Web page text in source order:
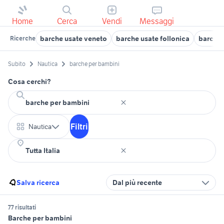
Home Cerca Vendi Messaggi
Ricerche barche usate veneto barche usate follonica barche
Subito Nautica barche per bambini
Cosa cerchi?
Nautica Filtri
Salva ricerca Dal più recente
77 risultati
Barche per bambini